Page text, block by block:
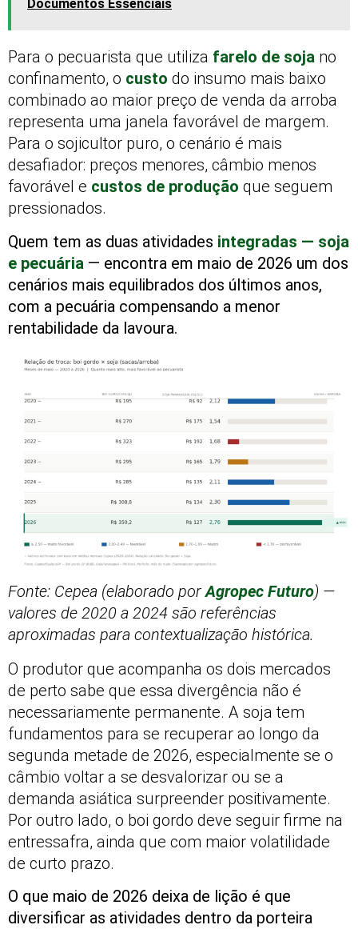
Documentos Essenciais
Para o pecuarista que utiliza farelo de soja no
confinamento, o custo do insumo mais baixo
combinado ao maior preço de venda da arroba
representa uma janela favorável de margem.
Para o sojicultor puro, o cenário é mais
desafiador: preços menores, câmbio menos
favorável e custos de produção que seguem
pressionados.
Quem tem as duas atividades integradas — soja
e pecuária — encontra em maio de 2026 um dos
cenários mais equilibrados dos últimos anos,
com a pecuária compensando a menor
rentabilidade da lavoura.
Fonte: Cepea (elaborado porAgropec Futuro) —
valores de 2020 a 2024 são referências
aproximadas para contextualização histórica.
O produtor que acompanha os dois mercados
de perto sabe que essa divergência não é
necessariamente permanente. A soja tem
fundamentos para se recuperar ao longo da
segunda metade de 2026, especialmente se o
câmbio voltar a se desvalorizar ou se a
demanda asiática surpreender positivamente.
Por outro lado, o boi gordo deve seguir firme na
entressafra, ainda que com maior volatilidade
de curto prazo.
O que maio de 2026 deixa de lição é que
diversificar as atividades dentro da porteira